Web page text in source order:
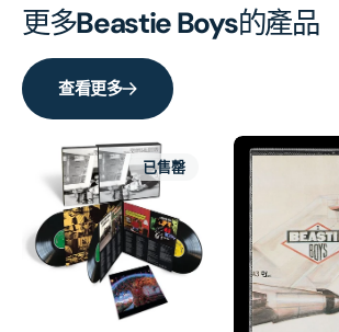
更多Beastie Boys的產品
查看更多
已售罄